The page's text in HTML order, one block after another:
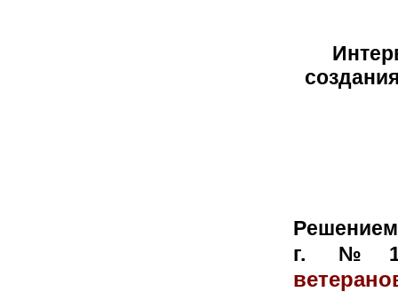
Решением
г. №